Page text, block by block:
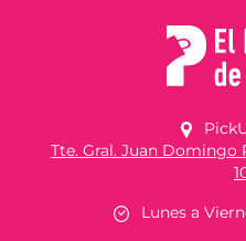
Tte. Gral. Juan Domingo
Lunes a